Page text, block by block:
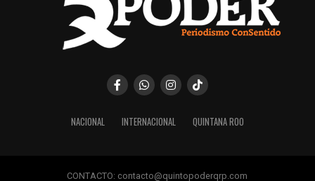
NACIONAL INTERNACIONAL QUINTANA ROO
CONTACTO: contacto@quintopoderqrp.com